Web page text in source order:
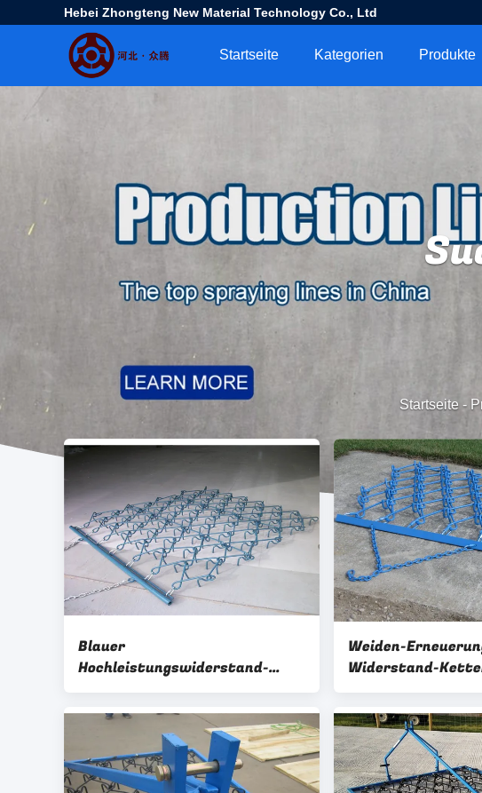
Hebei Zhongteng New Material Technology Co., Ltd
Startseite Kategorien Produkte
Startseite-
Blauer
Hochleistungswiderstand-
Kettenegge galvanisierte Utv-
Eggen-Widerstand
Weiden-
Widerstand-
blauer Spike